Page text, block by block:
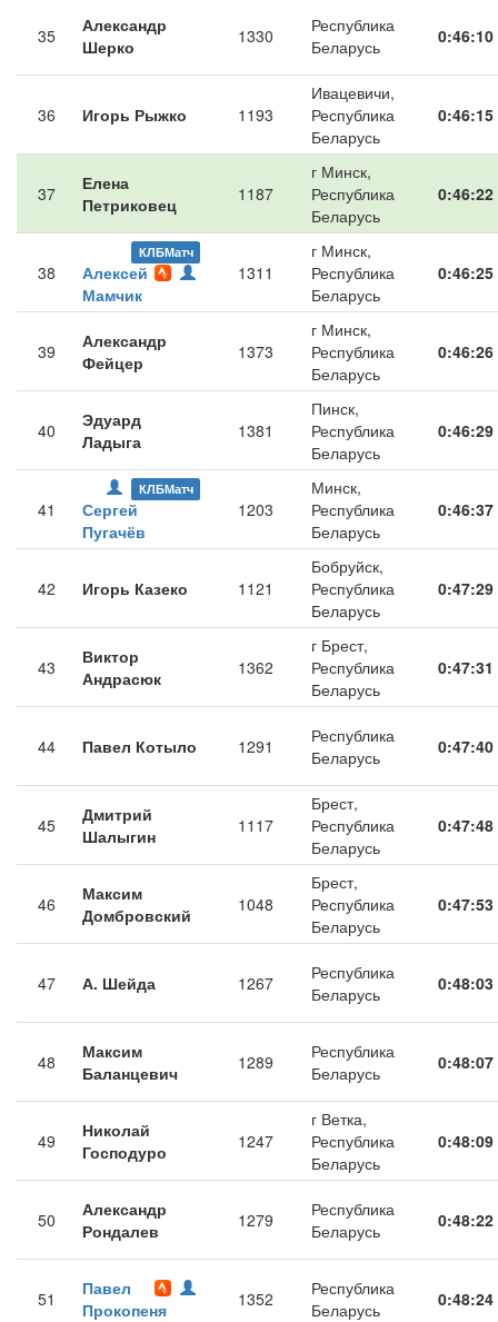
35
Александр
Шерко
1330
Республика
Беларусь
0:46:10
36 Игорь Рыжко 1193
Ивацевичи,
Республика
Беларусь
0:46:15
37
Елена
Петриковец
1187
г Минск,
Республика
Беларусь
0:46:22
38
КЛБМатч
Алексей
Мамчик
1311
г Минск,
Республика
Беларусь
0:46:25
39
Александр
Фейцер
1373
г Минск,
Республика
Беларусь
0:46:26
40
Эдуард
Ладыга
1381
Пинск,
Республика
Беларусь
0:46:29
41
КЛБМатч
Сергей
Пугачёв
1203
Минск,
Республика
Беларусь
0:46:37
42 Игорь Казеко 1121
Бобруйск,
Республика
Беларусь
0:47:29
43
Виктор
Андрасюк
1362
г Брест,
Республика
Беларусь
0:47:31
44 Павел Котыло 1291
Республика
Беларусь
0:47:40
45
Дмитрий
Шалыгин
1117
Брест,
Республика
Беларусь
0:47:48
46
Максим
Домбровский
1048
Брест,
Республика
Беларусь
0:47:53
47 А. Шейда 1267
Республика
Беларусь
0:48:03
48
Максим
Баланцевич
1289
Республика
Беларусь
0:48:07
49
Николай
Господуро
1247
г Ветка,
Республика
Беларусь
0:48:09
50
Александр
Рондалев
1279
Республика
Беларусь
0:48:22
51
Павел
Прокопеня
1352
Республика
Беларусь
0:48:24